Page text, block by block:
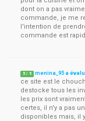
dont on a pas
commande, je me
l'intention de
commande est
5 / 5 menina_95 a
ce site est le
destocke tous les
les prix sont
certes, il n'y a pas
disponibles mais, il